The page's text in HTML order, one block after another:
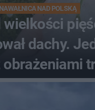
NAWAŁNICA NAD POLSKĄ
wielkości
dachy.
obrażeniami
do szpitala